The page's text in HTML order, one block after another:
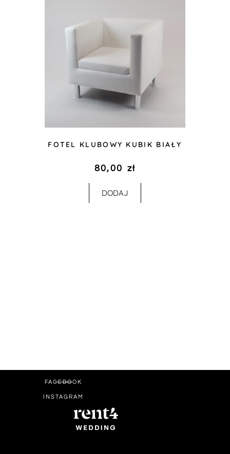
FOTEL KLUBOWY KUBIK BIAŁY
80,00 zł
DODAJ
FACEBOOK
INSTAGRAM